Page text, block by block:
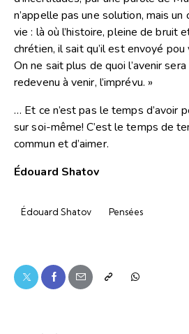
n’appelle pas une solution, mais
vie : là où l’histoire, pleine de bruit
chrétien, il sait qu’il est envoyé
On ne sait plus de quoi l’avenir
redevenu à venir, l’imprévu. »
… Et ce n’est pas le temps d’avoir
sur soi-même! C’est le temps de
commun et d’aimer.
Édouard Shatov
Édouard Shatov Pensées